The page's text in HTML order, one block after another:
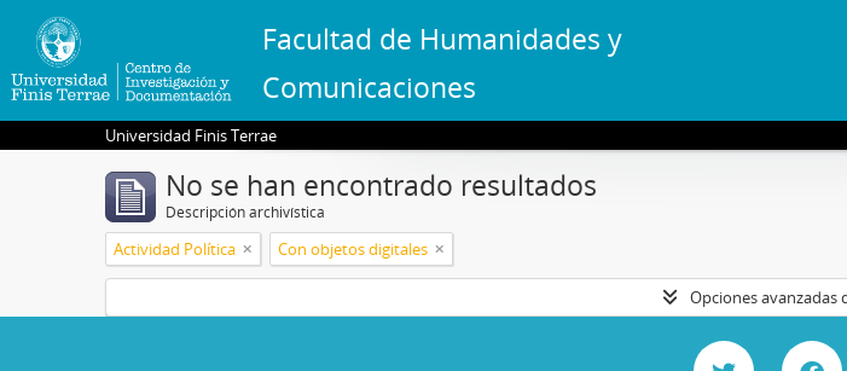
Facultad de Humanidades y
Comunicaciones
Universidad Finis Terrae
No se han encontrado resultados
Descripción archivística
Actividad Política Con objetos digitales
Opciones avanzadas